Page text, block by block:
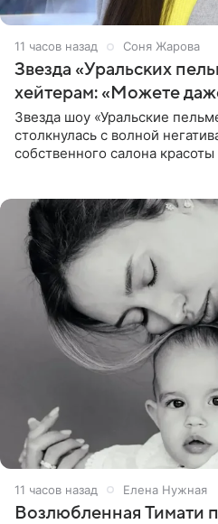
11 часов назад Соня Жарова
Звезда «Уральских
хейтерам: «Можете
Звезда шоу «Уральские
столкнулась с волной
собственного салона
11 часов назад Елена Нужная
Возлюбленная Тимати